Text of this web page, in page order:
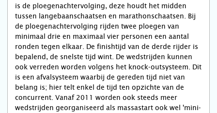
is de ploegenachtervolging, deze houdt het midden
tussen langebaanschaatsen en marathonschaatsen. Bij
de ploegenachtervolging rijden twee ploegen van
minimaal drie en maximaal vier personen een aantal
ronden tegen elkaar. De finishtijd van de derde rijder is
bepalend, de snelste tijd wint. De wedstrijden kunnen
ook verreden worden volgens het knock-outsysteem. Dit
is een afvalsysteem waarbij de gereden tijd niet van
belang is; hier telt enkel de tijd ten opzichte van de
concurrent. Vanaf 2011 worden ook steeds meer
wedstrijden georganiseerd als massastart ook wel 'mini-